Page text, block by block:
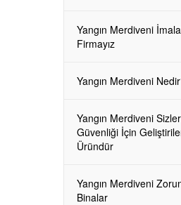
Yangın Merdiveni
Firmayız
Yangın Merdiveni
Yangın Merdiveni
Güvenliği İçin
Üründür
Yangın Merdiveni
Binalar